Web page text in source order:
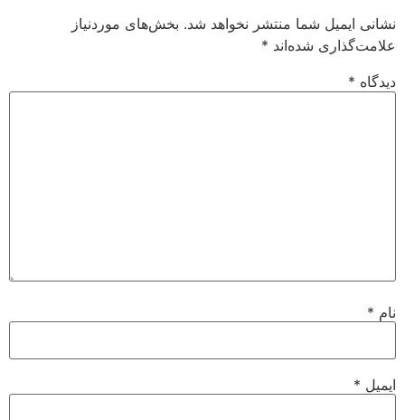
نشانی ایمیل شما منتشر نخواهد شد. بخش‌های موردنیاز
علامت‌گذاری شده‌اند *
دیدگاه *
نام *
ایمیل *